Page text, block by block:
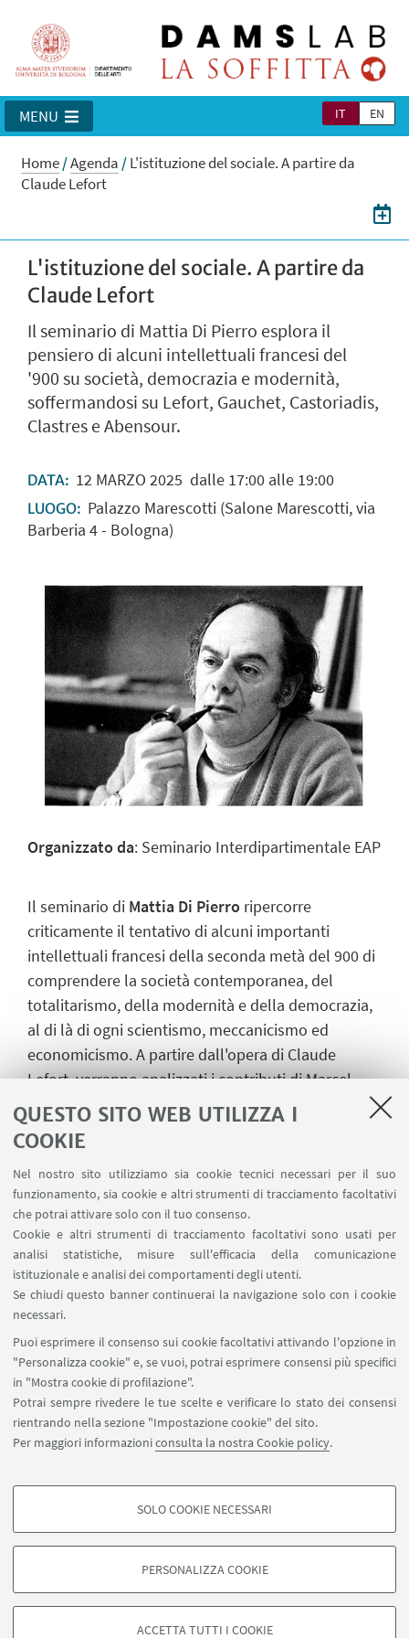
QUESTO SITO WEB UTILIZZA I
COOKIE
Nel nostro sito utilizziamo sia cookie tecnici necessari per il suo
funzionamento, sia cookie e altri strumenti di tracciamento facoltativi
che potrai attivare solo con il tuo consenso.
Cookie e altri strumenti di tracciamento facoltativi sono usati per
analisi statistiche, misure sull'efficacia della comunicazione
istituzionale e analisi dei comportamenti degli utenti.
Se chiudi questo banner continuerai la navigazione solo con i cookie
necessari.
Puoi esprimere il consenso sui cookie facoltativi attivando l'opzione in
"Personalizza cookie" e, se vuoi, potrai esprimere consensi più specifici
in "Mostra cookie di profilazione".
Potrai sempre rivedere le tue scelte e verificare lo stato dei consensi
rientrando nella sezione "Impostazione cookie" del sito.
Per maggiori informazioniconsulta la nostra Cookie policy.
COOKIE DI PROFILAZIONE - FACOLTATIVI
degli utenti, creare profili in base al loro comportamento sul sito, per analisi
di marketing.
SOLO COOKIE NECESSARI
PERSONALIZZA COOKIE
ACCETTA TUTTI I COOKIE
IT EN
MENU
Home/Agenda /L'istituzione del sociale. A partire da
Claude Lefort
L'istituzione del sociale. A partire da
Claude Lefort
Il seminario di Mattia Di Pierro esplora il
pensiero di alcuni intellettuali francesi del
'900 su società, democrazia e modernità,
soffermandosi su Lefort, Gauchet, Castoriadis,
Clastres e Abensour.
DATA: 12 MARZO 2025 dalle 17:00 alle 19:00
LUOGO: Palazzo Marescotti (Salone Marescotti, via
Barberia 4 - Bologna)
Organizzato da: Seminario Interdipartimentale EAP
Il seminario di Mattia Di Pierro ripercorre
criticamente il tentativo di alcuni importanti
intellettuali francesi della seconda metà del 900 di
comprendere la società contemporanea, del
totalitarismo, della modernità e della democrazia,
al di là di ogni scientismo, meccanicismo ed
economicismo. A partire dall'opera di Claude
Lefort, verranno analizzati i contributi di Marcel
Gauchet, Cornelius Castoriadis, Pierre Clastres e
Miguel Abensour.
IN EVIDENZA
Facebook Ecologie Algoritmi Poteri
Locandina [ .pdf 145Kb ]
Seguici su:
©Copyright 2026 - ALMA MATER STUDIORUM - Università di